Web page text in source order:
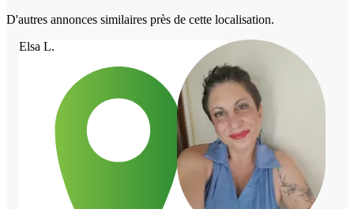
D'autres annonces similaires près de cette localisation.
Elsa L.